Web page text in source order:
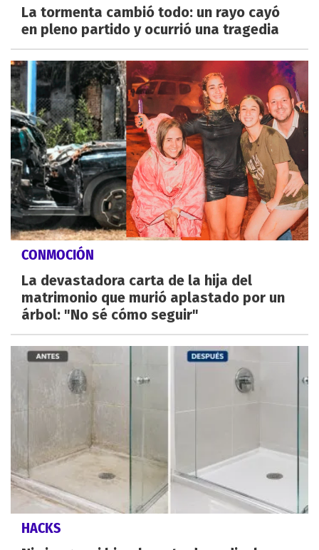
La tormenta cambió todo: un rayo cayó
en pleno partido y ocurrió una tragedia
CONMOCIÓN
La devastadora carta de la hija del
matrimonio que murió aplastado por un
árbol: "No sé cómo seguir"
HACKS